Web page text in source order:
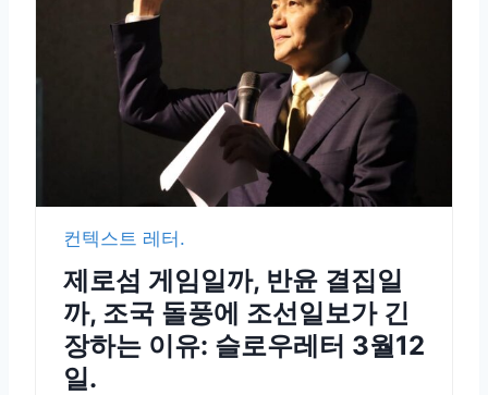
컨텍스트 레터.
제로섬 게임일까, 반윤 결집일
까, 조국 돌풍에 조선일보가 긴
장하는 이유: 슬로우레터 3월12
일.